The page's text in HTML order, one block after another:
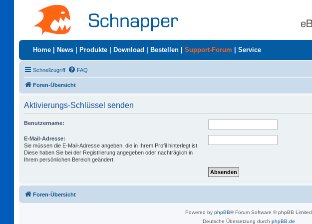
Home News Produkte Download Bestellen Support-Forum Service
Schnellzugriff FAQ
Foren-Übersicht
Aktivierungs-Schlüssel senden
Benutzername:
E-Mail-Adresse:
Sie müssen die E-Mail-Adresse angeben, die in Ihrem Profil hinterlegt ist.
Diese haben Sie bei der Registrierung angegeben oder nachträglich in
Ihrem persönlichen Bereich geändert.
Foren-Übersicht
Powered by phpBB® Forum Software © phpBB Limited
Deutsche Übersetzung durch phpBB.de